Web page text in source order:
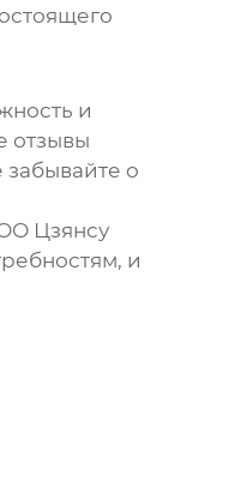
и
отзывы
забывайте о
Цзянсу
и